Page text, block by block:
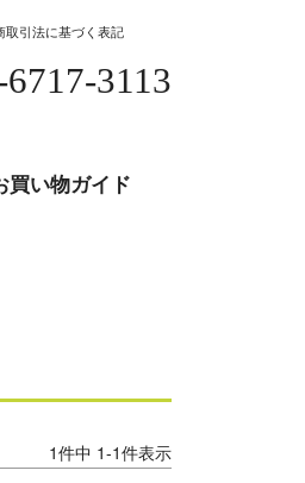
取引法に基づく表記
6717-3113
買い物ガイド
1件中 1-1件表示